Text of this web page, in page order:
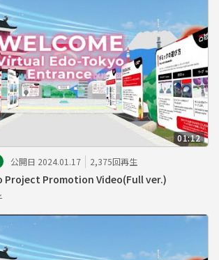
01:12
公開日 2024.01.17 2,375回再生
Project Promotion Video(Full ver.)